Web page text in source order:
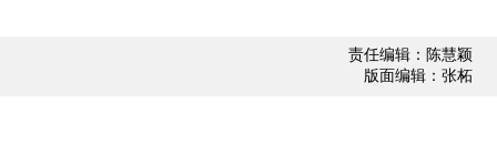
责任编辑：陈慧颖
版面编辑：张柘